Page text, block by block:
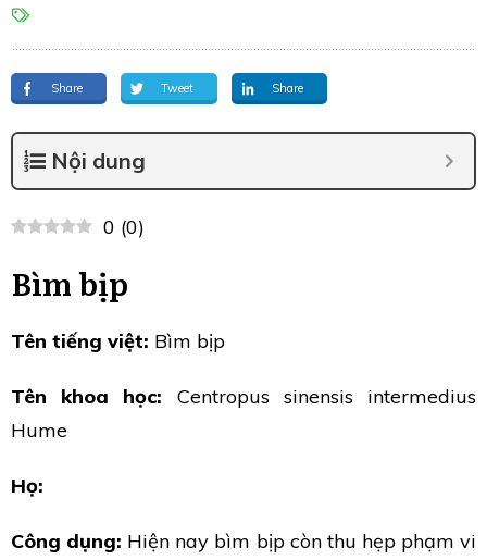
Share Tweet Share
Nội dung
0 (0)
Bìm bịp
Tên tiếng việt: Bìm bịp
Tên khoa học: Centropus sinensis intermedius
Hume
Họ:
Công dụng: Hiện nay bìm bịp còn thu hẹp phạm vi